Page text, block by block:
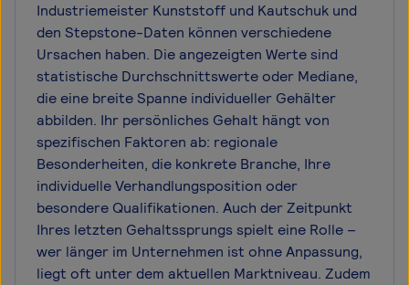
Industriemeister Kunststoff und Kautschuk und
den Stepstone-Daten können verschiedene
Ursachen haben. Die angezeigten Werte sind
statistische Durchschnittswerte oder Mediane,
die eine breite Spanne individueller Gehälter
abbilden. Ihr persönliches Gehalt hängt von
spezifischen Faktoren ab: regionale
Besonderheiten, die konkrete Branche, Ihre
individuelle Verhandlungsposition oder
besondere Qualifikationen. Auch der Zeitpunkt
Ihres letzten Gehaltssprungs spielt eine Rolle –
wer länger im Unternehmen ist ohne Anpassung,
liegt oft unter dem aktuellen Marktniveau. Zudem